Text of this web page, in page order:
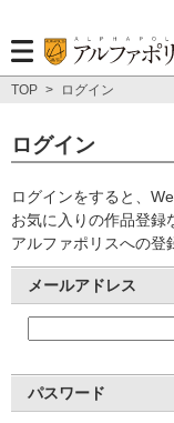
TOP > ログイン
ログイン
ログインをすると、
お気に入りの作品登録
アルファポリスへの登
メールアドレス
パスワード